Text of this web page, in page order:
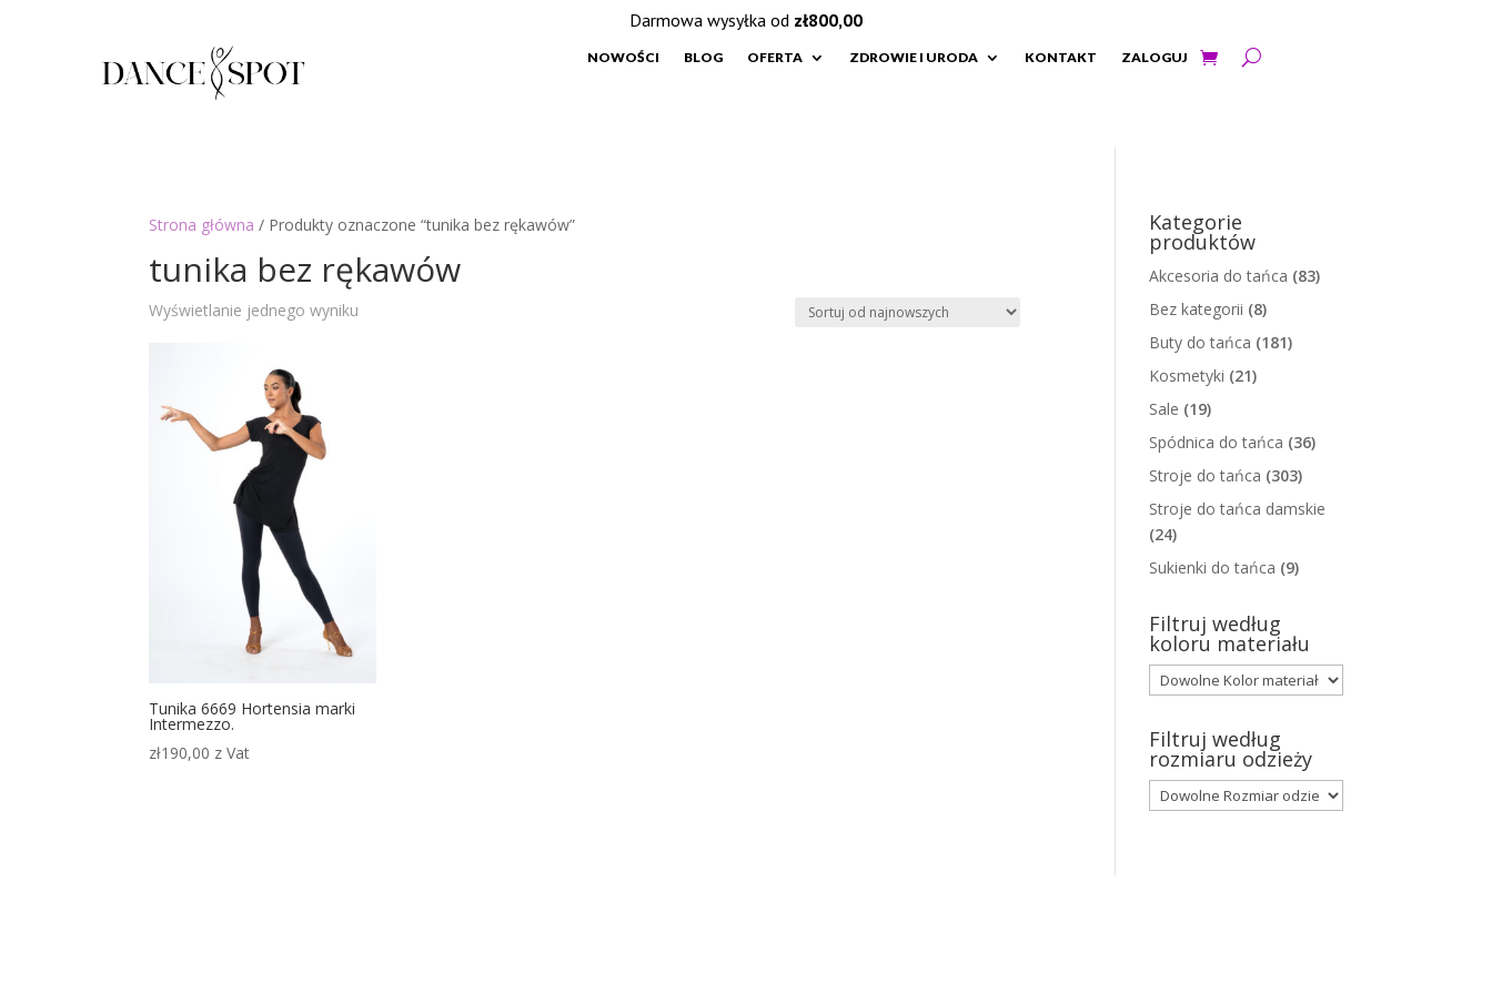
NOWOŚCI BLOG OFERTA ZDROWIE I URODA KONTAKT ZALOGUJ
Strona główna / Produkty oznaczone “tunika bez rękawów”
tunika bez rękawów
Wyświetlanie jednego wyniku
Tunika 6669 Hortensia marki
Intermezzo.
zł190,00 z Vat
Kategorie
produktów
Akcesoria do tańca (83)
Bez kategorii (8)
Buty do tańca (181)
Kosmetyki (21)
Sale (19)
Spódnica do tańca (36)
Stroje do tańca (303)
Stroje do tańca damskie
(24)
Sukienki do tańca (9)
Filtruj według
koloru materiału
Filtruj według
rozmiaru odzieży
Darmowa wysyłka od zł800,00